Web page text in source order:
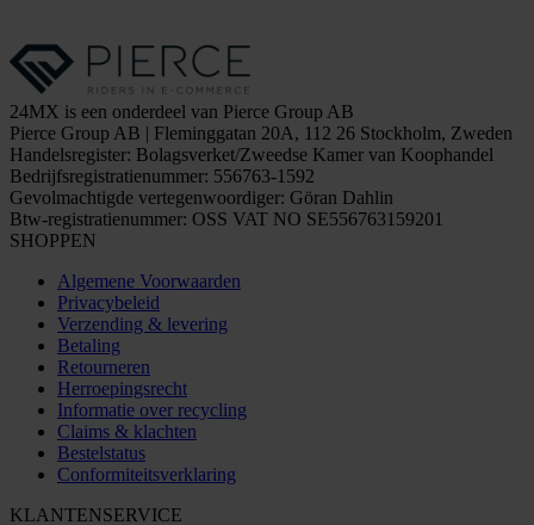
24MX is een onderdeel van Pierce Group AB
Pierce Group AB | Fleminggatan 20A, 112 26 Stockholm, Zweden
Handelsregister: Bolagsverket/Zweedse Kamer van Koophandel
Bedrijfsregistratienummer: 556763-1592
Gevolmachtigde vertegenwoordiger: Göran Dahlin
Btw-registratienummer: OSS VAT NO SE556763159201
SHOPPEN
Algemene Voorwaarden
Privacybeleid
Verzending & levering
Betaling
Retourneren
Herroepingsrecht
Informatie over recycling
Claims & klachten
Bestelstatus
Conformiteitsverklaring
KLANTENSERVICE